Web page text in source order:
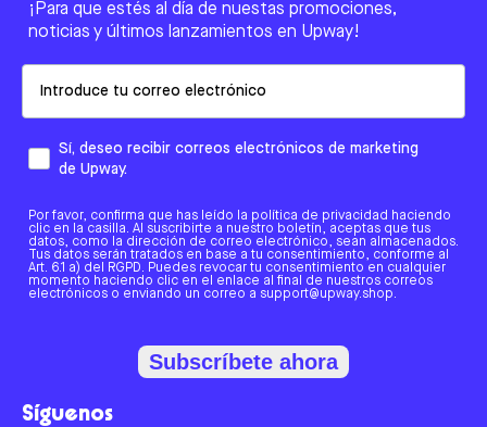
¡Para que estés al día de nuestas promociones,
noticias y últimos lanzamientos en Upway!
Sí, deseo recibir correos electrónicos de marketing
de Upway.
Por favor, confirma que has leído la política de privacidad haciendo
clic en la casilla. Al suscribirte a nuestro boletín, aceptas que tus
datos, como la dirección de correo electrónico, sean almacenados.
Tus datos serán tratados en base a tu consentimiento, conforme al
Art. 6.1 a) del RGPD. Puedes revocar tu consentimiento en cualquier
momento haciendo clic en el enlace al final de nuestros correos
electrónicos o enviando un correo a support@upway.shop.
Subscríbete ahora
Síguenos